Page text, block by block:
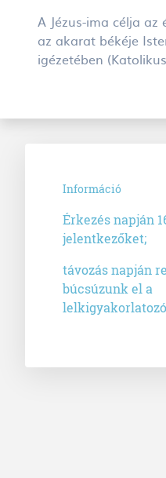
A Jézus-ima célja az
az akarat békéje
igézetében
Információ
Érkezés napján
jelentkezőket;
távozás napján
búcsúzunk el a